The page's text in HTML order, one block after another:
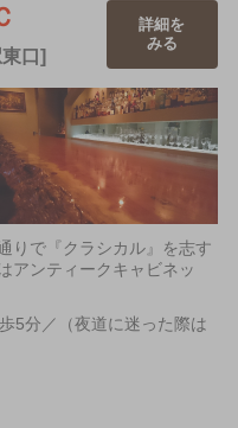
口]
詳細を
みる
りで『クラシカル』を志す
アンティークキャビネッ
5分／（夜道に迷った際は